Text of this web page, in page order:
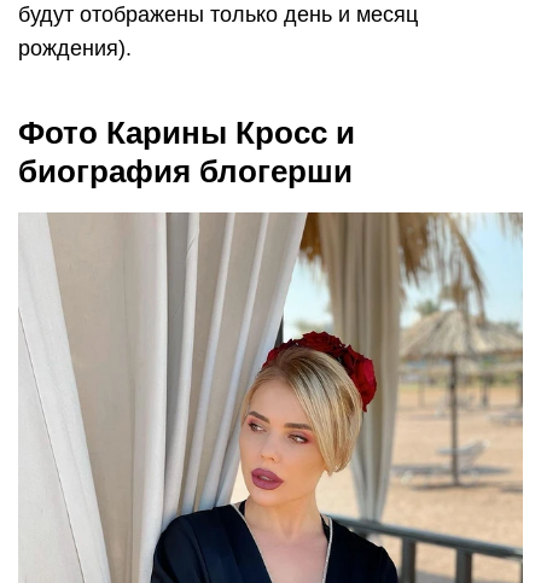
будут отображены только день и месяц
рождения).
Фото Карины Кросс и
биография блогерши